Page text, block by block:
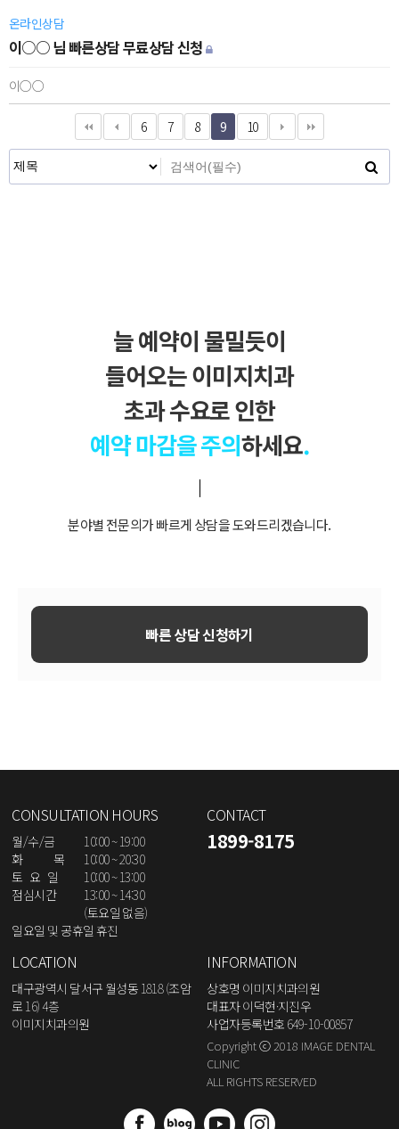
온라인상담
이○○ 님 빠른상담 무료상담 신청
이○○
6 7 8 9 10
늘 예약이 물밀듯이
들어오는 이미지치과
초과 수요로 인한
예약 마감을 주의하세요.
분야별 전문의가 빠르게 상담을 도와드리겠습니다.
빠른 상담 신청하기
CONSULTATION HOURS
월/수/금
10:00 ~ 19:00
화 목
10:00 ~ 20:30
토 요 일
10:00 ~ 13:00
점심시간
13:00 ~ 14:30
(토요일 없음)
일요일 및 공휴일 휴진
CONTACT
1899-8175
LOCATION
대구광역시 달서구 월성동 1818 (조암
로 16) 4층
이미지치과의원
INFORMATION
상호명 이미지치과의원
대표자 이덕현·지진우
사업자등록번호 649-10-00857
Copyright ⓒ 2018 IMAGE DENTAL
CLINIC
ALL RIGHTS RESERVED